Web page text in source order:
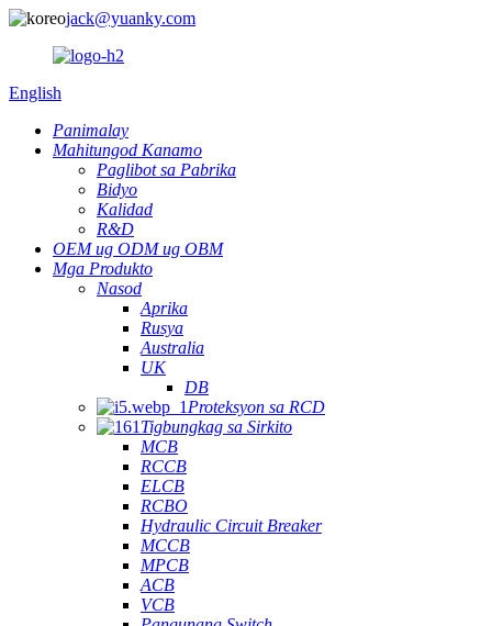
jack@yuanky.com
English
Panimalay
Mahitungod Kanamo
Paglibot sa Pabrika
Bidyo
Kalidad
R&D
OEM ug ODM ug OBM
Mga Produkto
Nasod
Aprika
Rusya
Australia
UK
DB
Proteksyon sa RCD
Tigbungkag sa Sirkito
MCB
RCCB
ELCB
RCBO
Hydraulic Circuit Breaker
MCCB
MPCB
ACB
VCB